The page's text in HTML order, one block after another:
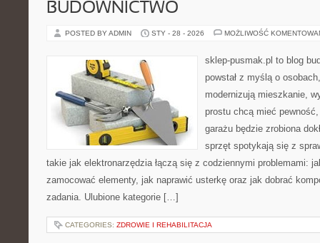
BUDOWNICTWO
POSTED BY ADMIN STY - 28 - 2026 MOŻLIWOŚĆ
sklep-pusmak.pl to blog
powstał z myślą o
modernizują mieszkanie,
prostu chcą mieć
garażu będzie zrobiona
sprzęt spotykają się z
takie jak elektronarzędzia łączą się z codziennymi problemami:
zamocować elementy, jak naprawić usterkę oraz jak dobrać
zadania. Ulubione kategorie […]
CATEGORIES: ZDROWIE I REHABILITACJA